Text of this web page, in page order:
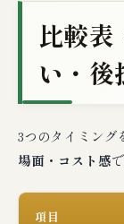
比較表
い・後
3つのタイミング
場面・コスト感
項目